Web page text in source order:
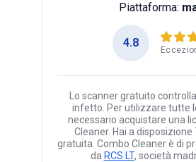
Piattaforma:
4.8
Lo scanner gratuito
infetto. Per utilizzare tutte
necessario acquistare una
Cleaner. Hai a disposizione
gratuita. Combo Cleaner è di
da RCS LT, società